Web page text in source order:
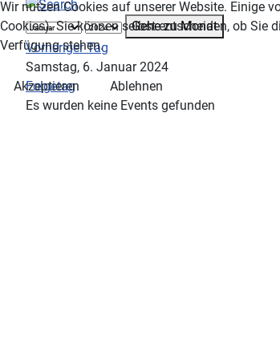
Gehe zu Monat
Vorheriger Tag
Samstag, 6. Januar 2024
Folgetag
Es wurden keine Events gefunden
Wir nutzen Cookies auf unserer Website. Einige
Cookies). Sie können selbst entscheiden, ob
Verfügung stehen.
Akzeptieren
Ablehnen